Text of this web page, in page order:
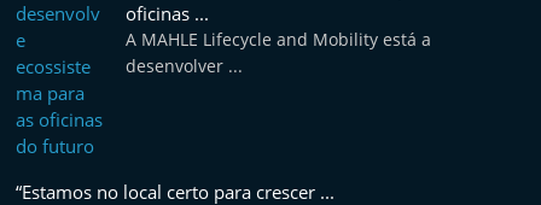
oficinas ...
A MAHLE Lifecycle and Mobility está a
desenvolver ...
“Estamos no local certo para crescer ...